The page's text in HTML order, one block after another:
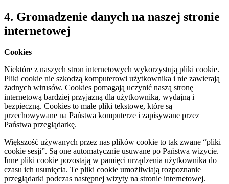
4. Gromadzenie danych na naszej stronie
internetowej
Cookies
Niektóre z naszych stron internetowych wykorzystują pliki cookie.
Pliki cookie nie szkodzą komputerowi użytkownika i nie zawierają
żadnych wirusów. Cookies pomagają uczynić naszą stronę
internetową bardziej przyjazną dla użytkownika, wydajną i
bezpieczną. Cookies to małe pliki tekstowe, które są
przechowywane na Państwa komputerze i zapisywane przez
Państwa przeglądarkę.
Większość używanych przez nas plików cookie to tak zwane “pliki
cookie sesji”. Są one automatycznie usuwane po Państwa wizycie.
Inne pliki cookie pozostają w pamięci urządzenia użytkownika do
czasu ich usunięcia. Te pliki cookie umożliwiają rozpoznanie
przeglądarki podczas następnej wizyty na stronie internetowej.